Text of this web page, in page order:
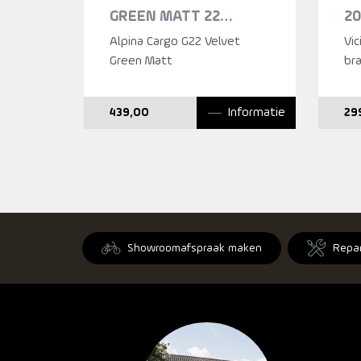
GREEN MATT 22
MEISJES 2025
Alpina Cargo G22 Velvet
Green Matt
439,00 Informatie
Showroomafspraak maken